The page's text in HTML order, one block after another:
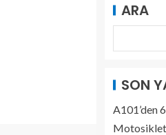
ARA
SON
A101’den
Motosiklet